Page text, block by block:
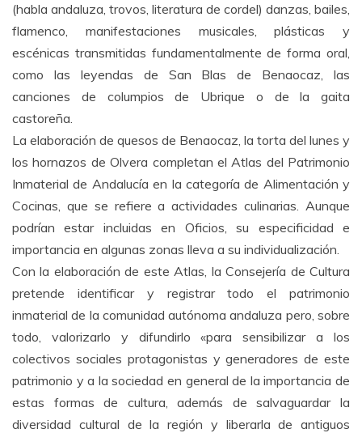
(habla andaluza, trovos, literatura de cordel) danzas, bailes,
flamenco, manifestaciones musicales, plásticas y
escénicas transmitidas fundamentalmente de forma oral,
como las leyendas de San Blas de Benaocaz, las
canciones de columpios de Ubrique o de la gaita
castoreña.
La elaboración de quesos de Benaocaz, la torta del lunes y
los hornazos de Olvera completan el Atlas del Patrimonio
Inmaterial de Andalucía en la categoría de Alimentación y
Cocinas, que se refiere a actividades culinarias. Aunque
podrían estar incluidas en Oficios, su especificidad e
importancia en algunas zonas lleva a su individualización.
Con la elaboración de este Atlas, la Consejería de Cultura
pretende identificar y registrar todo el patrimonio
inmaterial de la comunidad autónoma andaluza pero, sobre
todo, valorizarlo y difundirlo «para sensibilizar a los
colectivos sociales protagonistas y generadores de este
patrimonio y a la sociedad en general de la importancia de
estas formas de cultura, además de salvaguardar la
diversidad cultural de la región y liberarla de antiguos